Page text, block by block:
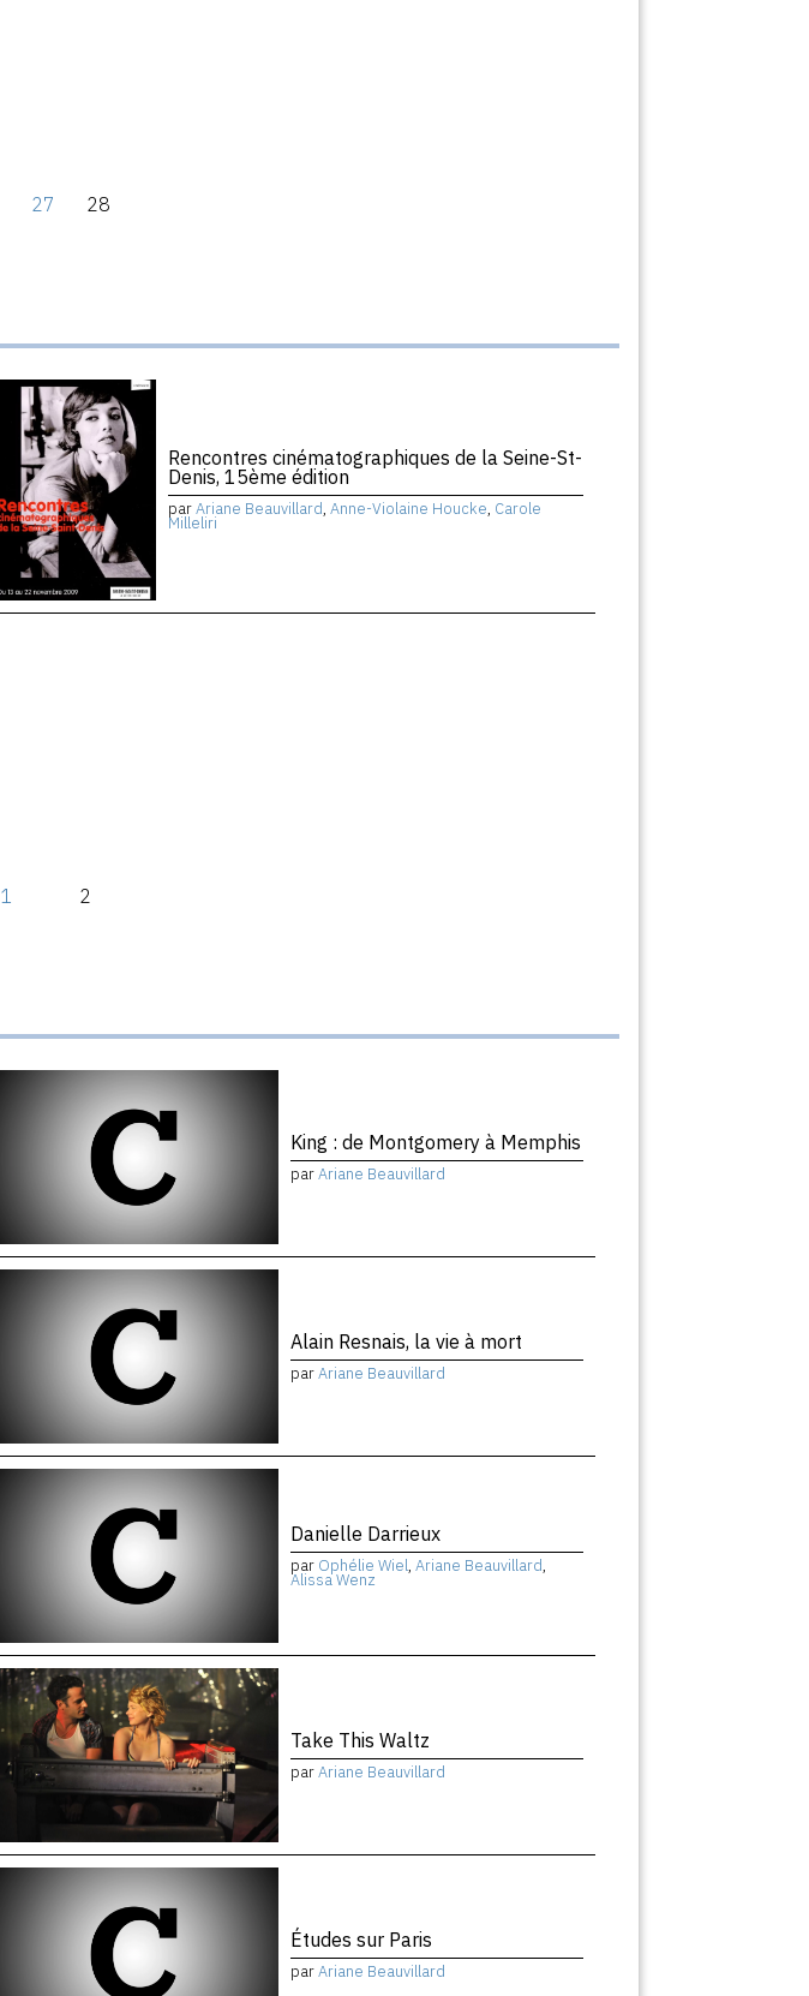
27 28
Rencontres cinématographiques de la Seine-St-
Denis, 15ème édition
parAriane Beauvillard, Anne-Violaine Houcke, Carole
Milleliri
1 2
King : de Montgomery à Memphis
parAriane Beauvillard
Alain Resnais, la vie à mort
parAriane Beauvillard
Danielle Darrieux
par Ophélie Wiel, Ariane Beauvillard,
Alissa Wenz
Take This Waltz
parAriane Beauvillard
Études sur Paris
parAriane Beauvillard